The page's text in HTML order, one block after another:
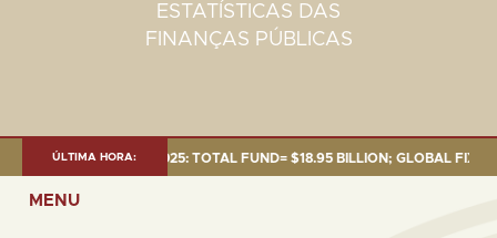
ESTATÍSTICAS DAS
FINANÇAS PÚBLICAS
ÚLTIMA HORA:
AS OF 30 SEP. 2025: TOTAL FUND= $18.95 BILLION; GLOBAL
MENU